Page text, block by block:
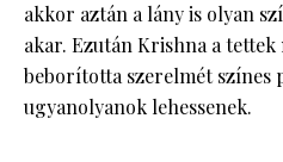
akkor aztán a lány is olyan
akar. Ezután Krishna a tettek
beborította szerelmét színes
ugyanolyanok lehessenek.